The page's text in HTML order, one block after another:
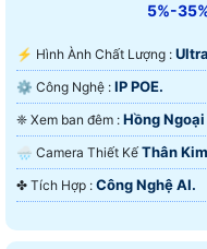
5%-
️⚡ Hình Ành Chất Lượng :
⚙ Công Nghệ : IP POE.
❈ Xem ban đêm : Hồng
🌧️ Camera Thiết Kế Thân
️✤ Tích Hợp : Công Nghệ AI.